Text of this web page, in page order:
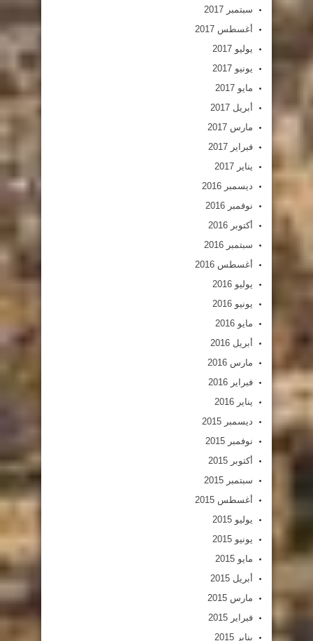
سبتمبر 2017
أغسطس 2017
يوليو 2017
يونيو 2017
مايو 2017
أبريل 2017
مارس 2017
فبراير 2017
يناير 2017
ديسمبر 2016
نوفمبر 2016
أكتوبر 2016
سبتمبر 2016
أغسطس 2016
يوليو 2016
يونيو 2016
مايو 2016
أبريل 2016
مارس 2016
فبراير 2016
يناير 2016
ديسمبر 2015
نوفمبر 2015
أكتوبر 2015
سبتمبر 2015
أغسطس 2015
يوليو 2015
يونيو 2015
مايو 2015
أبريل 2015
مارس 2015
فبراير 2015
يناير 2015